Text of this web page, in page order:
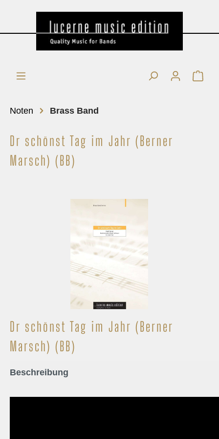
Noten Brass Band
Dr schönst Tag im Jahr (Berner
Marsch) (BB)
Dr schönst Tag im Jahr (Berner
Marsch) (BB)
Beschreibung